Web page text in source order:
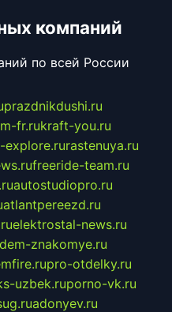
компаний
по всей России
prazdnikdushi.ru
fr.rukraft-you.ru
explore.rurastenuya.ru
freeride-team.ru
autostudiopro.ru
atlantpereezd.ru
elektrostal-news.ru
znakomye.ru
pro-otdelky.ru
uzbek.ruporno-vk.ru
adonyev.ru